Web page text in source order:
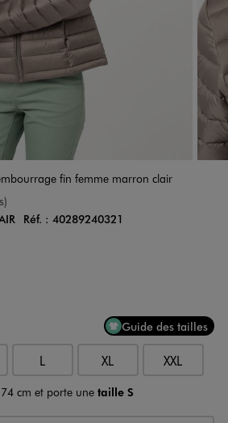
fin femme marron clair
Réf. : 40289240321
Guide des tailles
L XL XXL
cm et porte une taille S